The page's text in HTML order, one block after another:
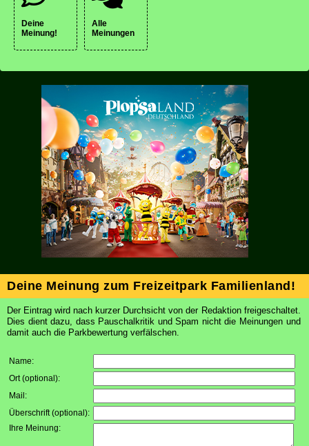
Deine
Meinung!
Alle
Meinungen
Deine Meinung zum Freizeitpark Familienland!
Der Eintrag wird nach kurzer Durchsicht von der Redaktion freigeschaltet.
Dies dient dazu, dass Pauschalkritik und Spam nicht die Meinungen und
damit auch die Parkbewertung verfälschen.
Name:
Ort (optional):
Mail :
Überschrift (optional):
Ihre Meinung: